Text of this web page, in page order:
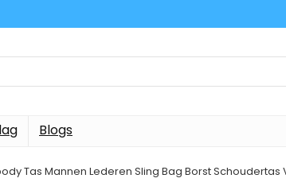
Blogs
Tas Mannen Lederen Sling Bag Borst